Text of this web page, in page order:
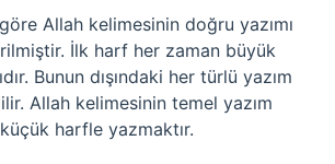
Allah kelimesinin doğru yazımı
İlk harf her zaman büyük
Bunun dışındaki her türlü yazım
Allah kelimesinin temel yazım
harfle yazmaktır.